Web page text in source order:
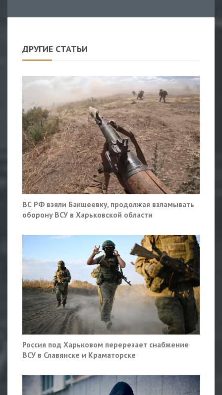
ДРУГИЕ СТАТЬИ
ВС РФ взяли Бакшеевку, продолжая взламывать
оборону ВСУ в Харьковской области
Россия под Харьковом перерезает снабжение
ВСУ в Славянске и Краматорске